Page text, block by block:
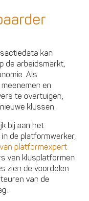
kan
de arbeidsmarkt,
Als
en
te overtuigen,
klussen.
bij aan het
de platformwerker,
platformexpert
van klusplatformen
zien de voordelen
van de